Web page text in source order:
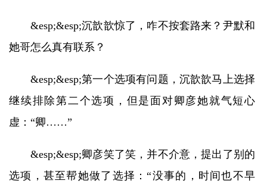
&esp;&esp;沉歆歆惊了，咋不按套路来？尹默和
她哥怎么真有联系？
&esp;&esp;第一个选项有问题，沉歆歆马上选择
继续排除第二个选项，但是面对卿彦她就气短心
虚：“卿……”
&esp;&esp;卿彦笑了笑，并不介意，提出了别的
选项，甚至帮她做了选择：“没事的，时间也不早